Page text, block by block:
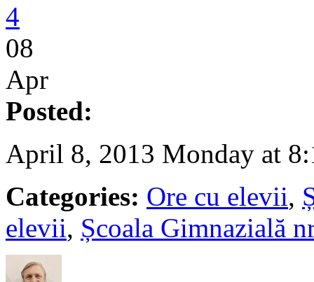
4
08
Apr
Posted:
April 8, 2013 Monday at
Categories: Ore cu elevii,
elevii, Școala Gimnazială